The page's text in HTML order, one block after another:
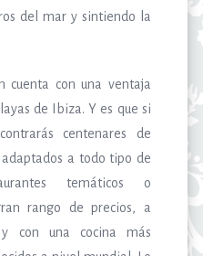
del mar y sintiendo la
cuenta con una ventaja
de Ibiza. Y es que si
centenares de
a todo tipo de
temáticos o
rango de precios, a
con una cocina más